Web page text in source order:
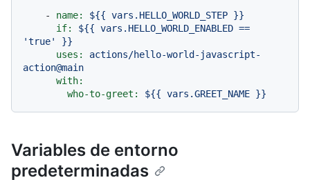
- name: ${{ vars.HELLO_WORLD_STEP }}
if:
${{ vars.HELLO_WORLD_ENABLED ==
'true'
}}
uses:
actions/hello-world-javascript-
action@main
with:
who-to-greet:
${{ vars.GREET_NAME }}
Variables de entorno
predeterminadas